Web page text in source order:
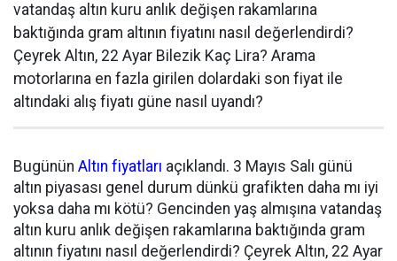
vatandaş altın kuru anlık değişen rakamlarına
baktığında gram altının fiyatını nasıl değerlendirdi?
Çeyrek Altın, 22 Ayar Bilezik Kaç Lira? Arama
motorlarına en fazla girilen dolardaki son fiyat ile
altındaki alış fiyatı güne nasıl uyandı?
Bugünün Altın fiyatları açıklandı. 3 Mayıs Salı günü
altın piyasası genel durum dünkü grafikten daha mı iyi
yoksa daha mı kötü? Gencinden yaş almışına vatandaş
altın kuru anlık değişen rakamlarına baktığında gram
altının fiyatını nasıl değerlendirdi? Çeyrek Altın, 22 Ayar